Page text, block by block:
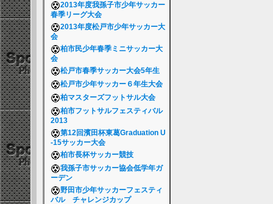
2013年度我孫子市少年サッカー
春季リーグ大会
2013年度松戸市少年サッカー大
会
柏市民少年春季ミニサッカー大
会
松戸市春季サッカー大会5年生
松戸市少年サッカー６年生大会
柏マスターズフットサル大会
柏市フットサルフェスティバル
2013
第12回濱田杯東葛Graduation U
-15サッカー大会
柏市長杯サッカー競技
我孫子市サッカー協会低学年ガ
ーデン
野田市少年サッカーフェスティ
バル チャレンジカップ